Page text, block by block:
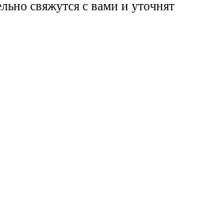
свяжутся с вами и уточнят